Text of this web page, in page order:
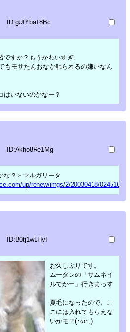
ID:gUIYba18Bc
すか？もうかわいすぎ。
もモサたんおなか触られるの嫌いなん
はいないのかなー？
ID:Akho8Re1Mg
な？＞マルガリータ
up/renew/imgs/2/20030418/
ID:B0tj1wLHyI
お久しぶりです。
ムータンの「サムネイ
ルでかー」行きまっす
夏毛になったので、こ
こには入れてもらえな
いかモ？(･ω･;)